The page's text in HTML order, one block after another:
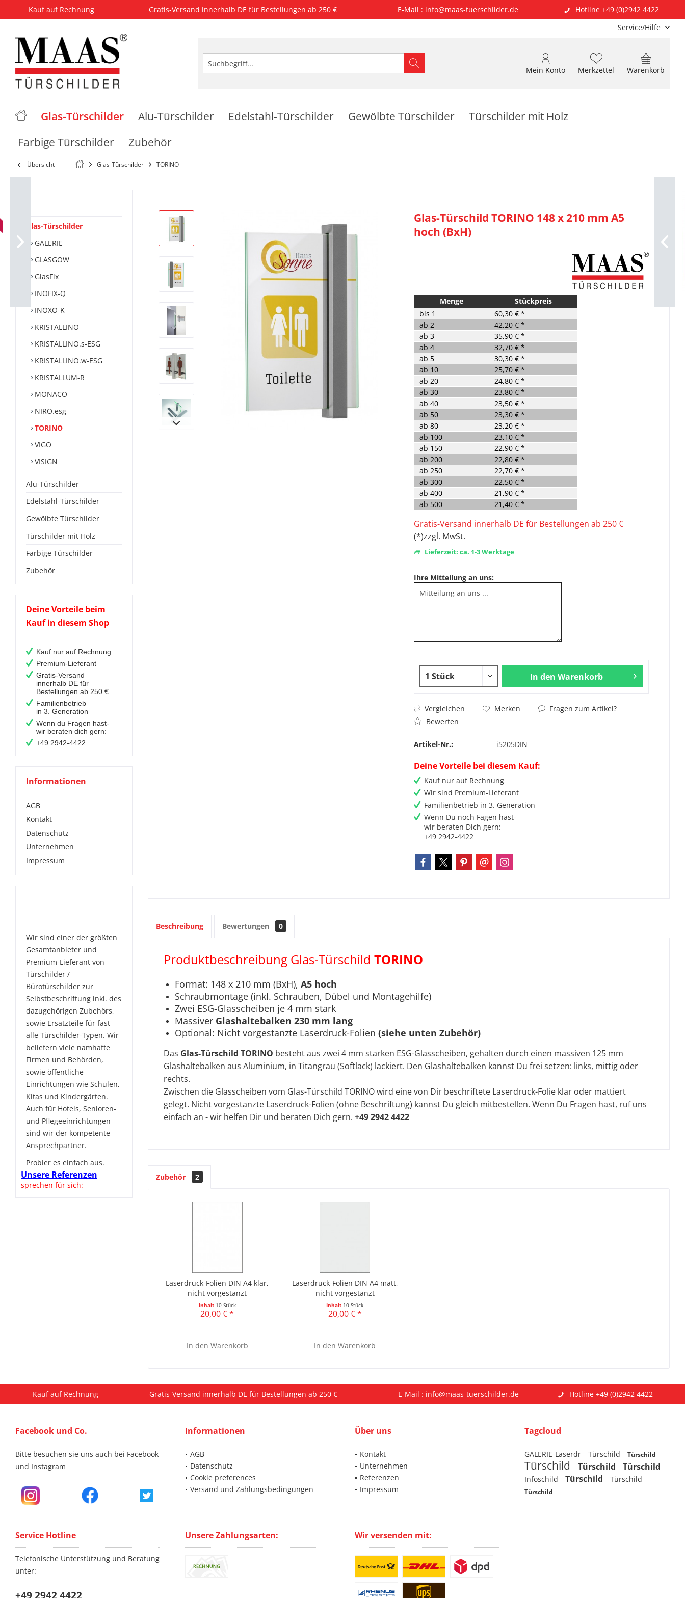
Kauf auf Rechnung Gratis-Versand innerhalb DE für Bestellungen ab 250 € E-Mail : info@maas-tuerschilder.de
Hotline +49 (0)2942 4422
Service/Hilfe
Warenkorb
Merkzettel
Mein Konto
Glas-Türschilder Alu-Türschilder Edelstahl-Türschilder Gewölbte Türschilder
Türschilder mit Holz
Farbige Türschilder
Zubehör
Übersicht Glas-Türschilder TORINO
Glas-Türschilder
GALERIE
GLASGOW
GlasFix
INOFIX-Q
INOXO-K
KRISTALLINO
KRISTALLINO.s-ESG
KRISTALLINO.w-ESG
KRISTALLUM-R
MONACO
NIRO.esg
TORINO
VIGO
VISIGN
Alu-Türschilder
Edelstahl-Türschilder
Gewölbte Türschilder
Türschilder mit Holz
Farbige Türschilder
Zubehör
Deine Vorteile beim
Kauf in diesem Shop
Kauf nur auf Rechnung
Premium-Lieferant
Gratis-Versand
innerhalb DE für
Bestellungen ab 250 €
Familienbetrieb
in 3. Generation
Wenn du Fragen hast-
wir beraten dich gern:
+49 2942-4422
Informationen
AGB
Kontakt
Datenschutz
Unternehmen
Impressum
Wir sind einer der größten
Gesamtanbieter und
Premium-Lieferant von
Türschilder /
Bürotürschilder zur
Selbstbeschriftung inkl. des
dazugehörigen Zubehörs,
sowie Ersatzteile für fast
alle Türschilder-Typen. Wir
beliefern viele namhafte
Firmen und Behörden,
sowie öffentliche
Einrichtungen wie Schulen,
Kitas und Kindergärten.
Auch für Hotels, Senioren-
und Pflegeeinrichtungen
sind wir der kompetente
Ansprechpartner.
Probier es einfach aus.
Unsere Referenzen
sprechen für sich:
Glas-Türschild TORINO 148 x 210 mm A5
hoch (BxH)
Menge
Stückpreis
bis 1
60,30 € *
ab 2
42,20 € *
ab 3
35,90 € *
ab 4
32,70 € *
ab 5
30,30 € *
ab 10
25,70 € *
ab 20
24,80 € *
ab 30
23,80 € *
ab 40
23,50 € *
ab 50
23,30 € *
ab 80
23,20 € *
ab 100
23,10 € *
ab 150
22,90 € *
ab 200
22,80 € *
ab 250
22,70 € *
ab 300
22,50 € *
ab 400
21,90 € *
ab 500 21,40 € *
Gratis-Versand innerhalb DE für Bestellungen ab 250 €
(*)zzgl. MwSt.
Lieferzeit: ca. 1-3 Werktage
Ihre Mitteilung an uns:
In den Warenkorb
Vergleichen Merken
Fragen zum Artikel?
Bewerten
Artikel-Nr.: i5205DIN
Deine Vorteile bei diesem Kauf:
Kauf nur auf Rechnung
Wir sind Premium-Lieferant
Familienbetrieb in 3. Generation
Wenn Du noch Fagen hast-
wir beraten Dich gern:
+49 2942-4422
Beschreibung Bewertungen 0
Produktbeschreibung Glas-Türschild TORINO
Format: 148 x 210 mm (BxH), A5 hoch
Schraubmontage (inkl. Schrauben, Dübel und Montagehilfe)
Zwei ESG-Glasscheiben je 4 mm stark
Massiver Glashaltebalken 230 mm lang
Optional: Nicht vorgestanzte Laserdruck-Folien (siehe unten Zubehör)
Das Glas-Türschild TORINO besteht aus zwei 4 mm starken ESG-Glasscheiben, gehalten durch einen massiven 125 mm
Glashaltebalken aus Aluminium, in Titangrau (Softlack) lackiert. Den Glashaltebalken kannst Du frei setzen: links, mittig oder
rechts.
Zwischen die Glasscheiben vom Glas-Türschild TORINO wird eine von Dir beschriftete Laserdruck-Folie klar oder mattiert
gelegt. Nicht vorgestanzte Laserdruck-Folien (ohne Beschriftung) kannst Du gleich mitbestellen. Wenn Du Fragen hast, ruf uns
einfach an - wir helfen Dir und beraten Dich gern. +49 2942 4422
Zubehör 2
Laserdruck-Folien DIN A4 klar,
nicht vorgestanzt
Inhalt 10 Stück
20,00 € *
In den Warenkorb
Laserdruck-Folien DIN A4 matt,
nicht vorgestanzt
Inhalt 10 Stück
20,00 € *
In den Warenkorb
Kauf auf Rechnung Gratis-Versand innerhalb DE für Bestellungen ab 250 € E-Mail : info@maas-tuerschilder.de Hotline +49 (0)2942 4422
Facebook und Co.
Bitte besuchen sie uns auch bei Facebook
und Instagram
Informationen
AGB
Datenschutz
Cookie preferences
Versand und Zahlungsbedingungen
Über uns
Kontakt
Unternehmen
Referenzen
Impressum
Tagcloud
GALERIE-Laserdr Türschild Türschild
Türschild Türschild Türschild
Infoschild Türschild Türschild
Türschild
Service Hotline
Telefonische Unterstützung und Beratung
unter:
+49 2942 4422
Unsere Zahlungsarten: Wir versenden mit: